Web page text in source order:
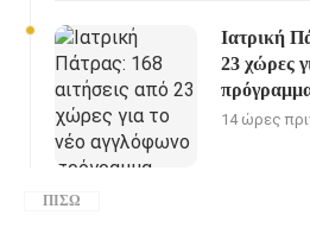
Ιατρική
23 χώρες
14 ώρες
ΠΊΣΩ